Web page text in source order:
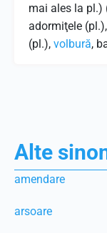
mai ales la pl.)
adormiţele
(pl.), volbură,
Alte
amendare
arsoare